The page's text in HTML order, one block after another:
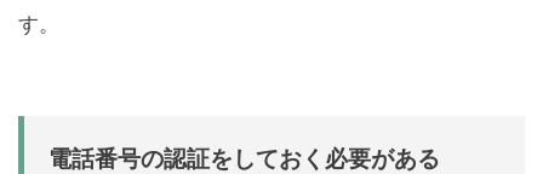
す。
電話番号の認証をしておく必要がある